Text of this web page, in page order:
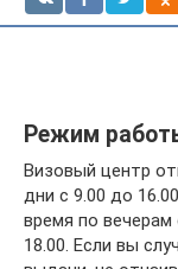
Режим
Визовый центр
дни с 9.00 до
время по вечерам
18.00. Если вы